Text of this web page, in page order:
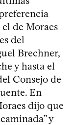
de Moraes
del
Brechner,
y hasta el
Consejo de
En
dijo que
y